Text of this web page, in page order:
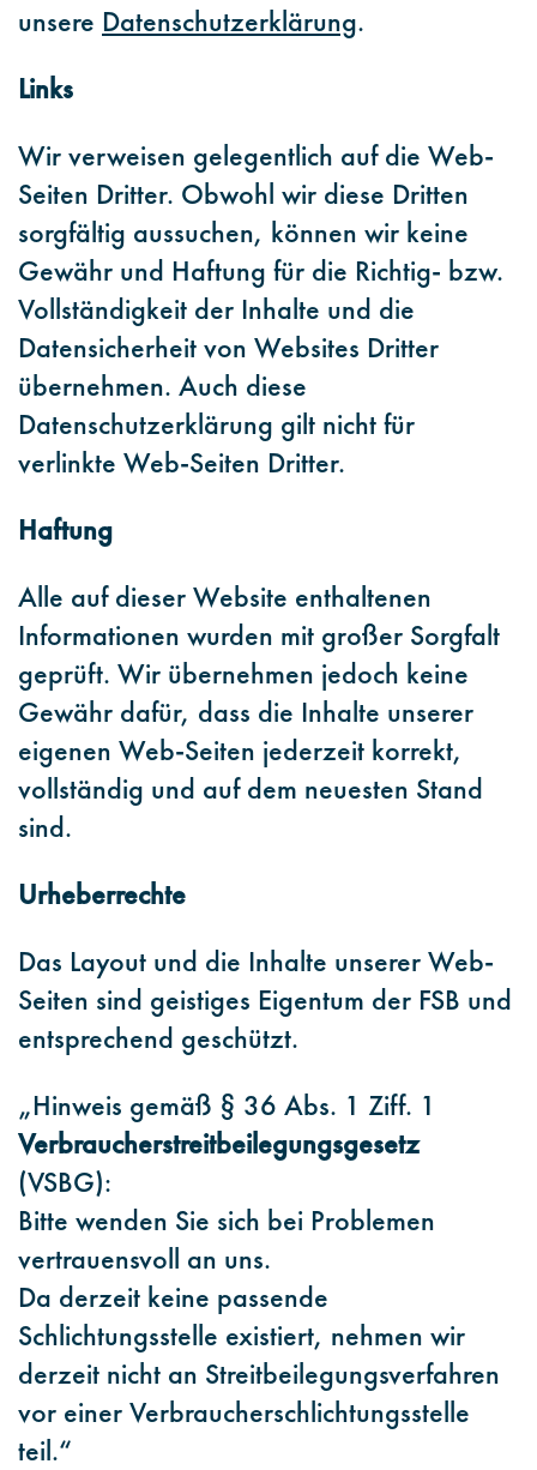
unsere Datenschutzerklärung.
Links
Wir verweisen gelegentlich auf die Web-
Seiten Dritter. Obwohl wir diese Dritten
sorgfältig aussuchen, können wir keine
Gewähr und Haftung für die Richtig- bzw.
Vollständigkeit der Inhalte und die
Datensicherheit von Websites Dritter
übernehmen. Auch diese
Datenschutzerklärung gilt nicht für
verlinkte Web-Seiten Dritter.
Haftung
Alle auf dieser Website enthaltenen
Informationen wurden mit großer Sorgfalt
geprüft. Wir übernehmen jedoch keine
Gewähr dafür, dass die Inhalte unserer
eigenen Web-Seiten jederzeit korrekt,
vollständig und auf dem neuesten Stand
sind.
Urheberrechte
Das Layout und die Inhalte unserer Web-
Seiten sind geistiges Eigentum der FSB und
entsprechend geschützt.
„Hinweis gemäß § 36 Abs. 1 Ziff. 1
Verbraucherstreitbeilegungsgesetz
(VSBG):
Bitte wenden Sie sich bei Problemen
vertrauensvoll an uns.
Da derzeit keine passende
Schlichtungsstelle existiert, nehmen wir
derzeit nicht an Streitbeilegungsverfahren
vor einer Verbraucherschlichtungsstelle
teil.“